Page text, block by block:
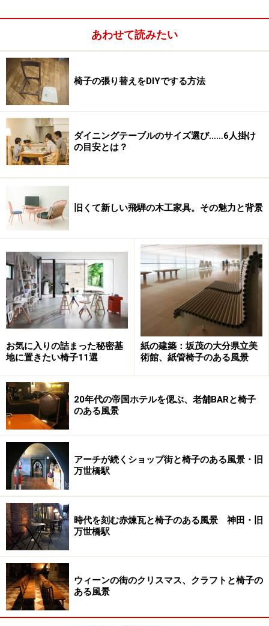
そう、身体検査で測りますよね、身長とか座高とか、胸
囲とか。
ファニチャー選びには、この『身体サイズ』がとても重
要なンですよ。
●ファニチャー選びに関係する『身体のサイズ』。各部分の
サイズをメモしておきましょう！ （画面をクリッ
クすると拡大します）
ファニチャーデザイン（家具設計）も、人体の寸法は需
要なポイントのひとつです。
専門的になりますが、人体各部の寸法測定することを
『生体計測』といい、その為の計測法と計測器が開発さ
れているんですよ。またそのデータを基に生理学や心理
学側面を科学的に究明する『
かされています。
ですから、ファニチャー選びの場合、自分や使用する人
の身体のサイズを知っておくことが大切です。できれ
ば、自分の身体サイズをメモしておくと良いでしょう。
あわせて読みたい
椅子の張り替えをDIYでする方法
ダイニングテーブルのサイズ選び……6人掛け
の目安とは？
旧くて新しい飛騨の木工家具。その魅力と背景
お気に入りの詰まった秘密基
地に置きたい椅子11選
紙の建築：坂茂の大分県立美
術館、紙管椅子のある風景
20年代の帝国ホテルを偲ぶ、老舗BARと椅子
のある風景
アーチが続くショップ街と椅子のある風景・旧
万世橋駅
時代を刻む赤煉瓦と椅子のある風景 神田・旧
万世橋駅
ウィーンの街のクリスマス、クラフトと椅子の
ある風景